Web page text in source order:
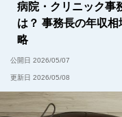
病院・クリニック事
は？ 事務長の年収
略
公開日 2026/05/07
更新日 2026/05/08